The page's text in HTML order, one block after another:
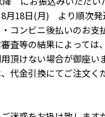
18日(月) より順次発
コンビニ後払いのお支
査等の結果によっては
頂けない場合が御座い
代金引換にてご注文く